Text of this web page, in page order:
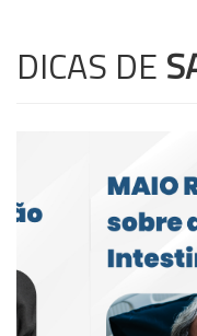
DICAS DE